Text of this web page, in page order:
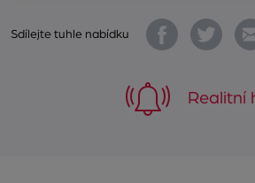
Sdílejte tuhle nabídku
Realitní